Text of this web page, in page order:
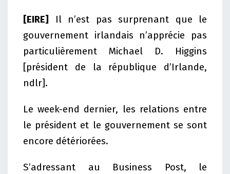
[EIRE] Il n’est pas surprenant que le
gouvernement irlandais n’apprécie pas
particulièrement Michael D. Higgins
[président de la république d’Irlande,
ndlr].
Le week-end dernier, les relations entre
le président et le gouvernement se sont
encore détériorées.
S’adressant au Business Post, le